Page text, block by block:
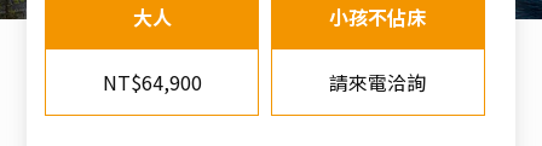
大人
NT$64,900
小孩不佔床
請來電洽詢